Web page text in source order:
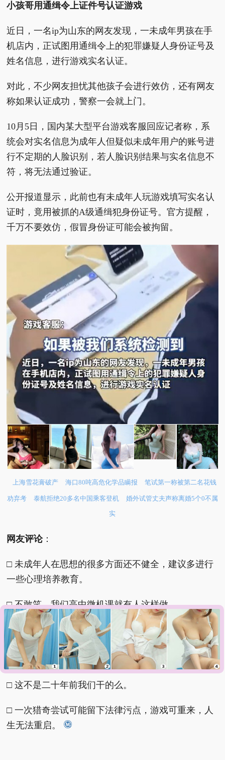
小孩哥用通缉令上证件号认证游戏
近日，一名ip为山东的网友发现，一未成年男孩在手
机店内，正试图用通缉令上的犯罪嫌疑人身份证号及
姓名信息，进行游戏实名认证。
对此，不少网友担忧其他孩子会进行效仿，还有网友
称如果认证成功，警察一会就上门。
10月5日，国内某大型平台游戏客服回应记者称，系
统会对实名信息为成年人但疑似未成年用户的账号进
行不定期的人脸识别，若人脸识别结果与实名信息不
符，将无法通过验证。
公开报道显示，此前也有未成年人玩游戏填写实名认
证时，竟用被抓的A级通缉犯身份证号。官方提醒，
千万不要效仿，假冒身份证可能会被拘留。
上海雪花膏破产 海口80吨高危化学品瞒报 笔试第一称被第二名花钱
劝弃考 泰航拒绝20多名中国乘客登机
婚外试管丈夫声称离婚5个0不属
实
网友评论：
□ 未成年人在思想的很多方面还不健全，建议多进行
一些心理培养教育。
□ 不敢笑，我们高中微机课就有人这样做。
□ 刚出防沉迷那会确实这么干过，现在都不知道迭多
少代了，游戏一登录，蜀黍那边系统自动检测下一秒
就得包围他家了。
□ 这不是二十年前我们干的么。
□ 一次猎奇尝试可能留下法律污点，游戏可重来，人
生无法重启。